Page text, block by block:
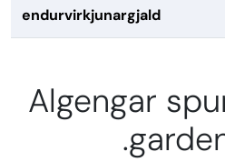
endurvirkjunargjald
Algengar